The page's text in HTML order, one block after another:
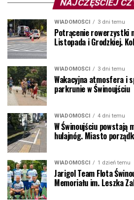
NAJCZĘŚCIEJ
WIADOMOŚCI 3 dni temu
Potrącenie rowerzystki
Listopada i Grodzkiej.
WIADOMOŚCI 3 dni temu
Wakacyjna atmosfera i
parkrunie w Świnoujściu
WIADOMOŚCI 4 dni temu
W Świnoujściu powstają
hulajnóg. Miasto
WIADOMOŚCI 1 dzień temu
Jarigol Team Flota
Memoriału im. Leszka